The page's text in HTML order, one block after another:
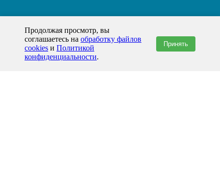
Продолжая просмотр, вы
соглашаетесь на обработку файлов
cookies и Политикой
конфиденциальности.
Принять